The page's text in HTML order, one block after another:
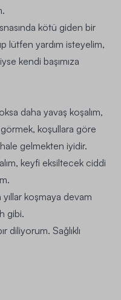
kötü giden bir
lütfen yardım isteyelim,
kendi başımıza
daha yavaş koşalım,
koşullara göre
gelmekten iyidir.
keyfi eksiltecek ciddi
koşmaya devam
gibi.
diliyorum. Sağlıklı